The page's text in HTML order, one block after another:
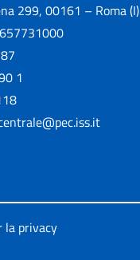
299, 00161 – Roma (I)
1
la privacy